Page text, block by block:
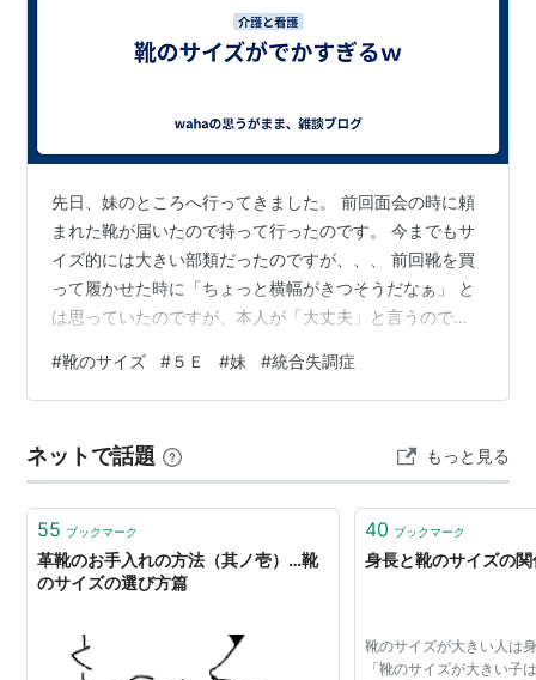
先日、妹のところへ行ってきました。 前回面会の時に頼
まれた靴が届いたので持って行ったのです。 今までもサ
イズ的には大きい部類だったのですが、、、 前回靴を買
って履かせた時に「ちょっと横幅がきつそうだなぁ」 と
は思っていたのですが、本人が「大丈夫」と言うのでそ
０月頃に冬服でズボン（パンツ）が少なくなっていた
し、看護師さんも冬用のズボンを２本ほどあった方が良
す。 その時にも「靴も欲しい」とは言ってたのですが、
見た目が普通だったので、結局は洋服しか買いませんで
した。 その次の面会の時、買った服が届いた…
#靴のサイズ #５Ｅ #妹 #統合失調症
ネットで話題 もっと見る
55 ブックマーク
革靴のお手入れの方法（其ノ壱）…靴
のサイズの選び方篇
40 ブックマーク
身長と靴のサイズの
靴のサイズが大きい人は
「靴のサイズが大きい子